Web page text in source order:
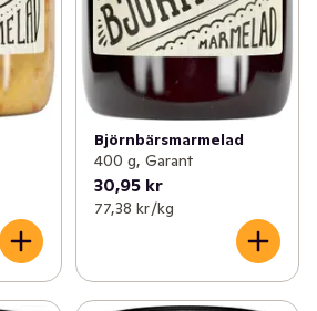
Björnbärsmarmelad
400 g, Garant
30,95 kr
77,38 kr /kg